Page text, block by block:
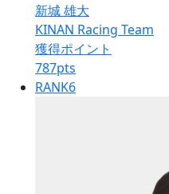
新城 雄大
KINAN Racing Team
獲得ポイント
787pts
RANK6